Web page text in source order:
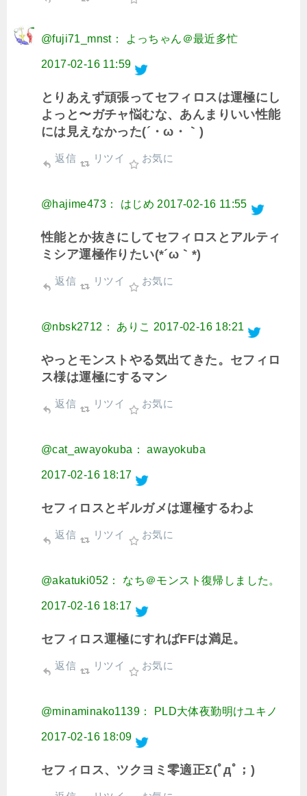
@fuji71_mnst： よっちゃん＠最近多忙
2017-02-16 11:59
とりあえず頑張ってセフィロスは運極にし
よっと〜ガチャ悩むな、あんまりいい性能
には見えなかった(´・ω・｀)
返信 リツイ お気に
@hajime473： はじめ 2017-02-16 11:55
性能とか抜きにしてセフィロスとアルティ
ミシア運極作りたい(*´ω｀*)
返信 リツイ お気に
@nbsk2712： ありこ 2017-02-16 18:21
やっとモンストやる気出てきた。セフィロ
ス様は運極にするマン
返信 リツイ お気に
@cat_awayokuba： awayokuba
2017-02-16 18:17
セフィロスとギルガメは運極するわよ
返信 リツイ お気に
@akatuki052： なち＠モンスト復帰しました。
2017-02-16 18:17
セフィロス運極にすればFFは満足。
返信 リツイ お気に
@minaminako1139： PLD大体夜勤明けユキノ
2017-02-16 18:09
セフィロス、ツクヨミ零適正Σ(ﾟдﾟ；)